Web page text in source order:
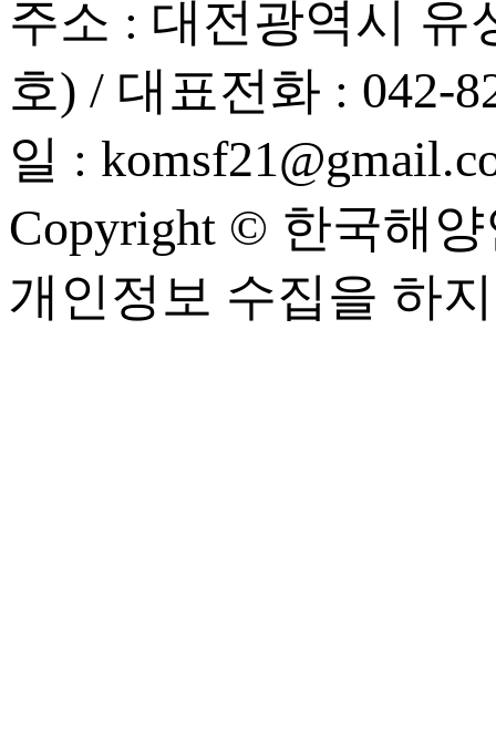
주소 : 대전광역시 유
호) / 대표전화 : 042-
일 :
Copyright © 한국해양
개인정보 수집을 하